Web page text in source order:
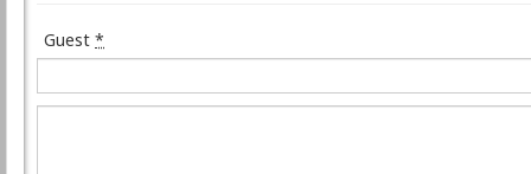
Guest *